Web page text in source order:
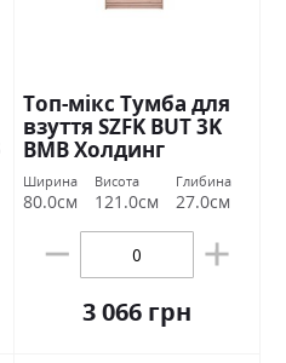
Топ-мікс Тумба для
взуття SZFK BUT 3K
ВМВ Холдинг
Ширина
80.0см
Висота
121.0см
Глибина
27.0см
3 066 грн